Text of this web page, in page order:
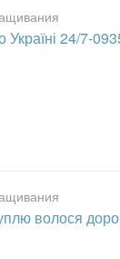
24/7-
волося